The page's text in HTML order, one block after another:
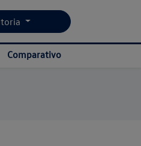
Comparativo